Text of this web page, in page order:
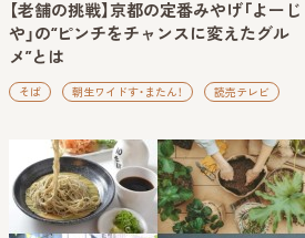
【老舗の挑戦】京都の定番みやげ「よーじ
や」の“ピンチをチャンスに変えたグル
メ”とは
そば 朝生ワイドす・またん！ 読売テレビ